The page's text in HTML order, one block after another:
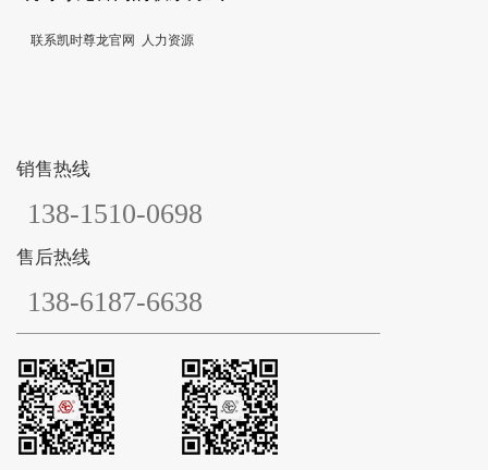
联系凯时尊龙官网 人力资源
销售热线
138-1510-0698
售后热线
138-6187-6638